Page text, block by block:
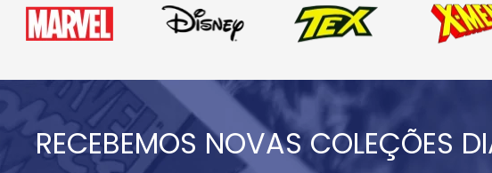
RECEBEMOS NOVAS COLEÇÕES